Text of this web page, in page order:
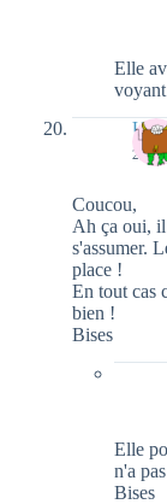
Elle
voyant
2
Coucou,
Ah ça oui, il
s'assumer.
place !
En tout cas
bien !
Bises
Elle
n'a
Bises